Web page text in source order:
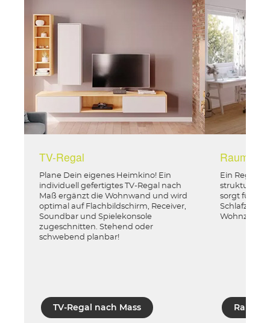
TV-Regal
Plane Dein eigenes Heimkino! Ein
individuell gefertigtes TV-Regal nach
Maß ergänzt die Wohnwand und wird
optimal auf Flachbildschirm, Receiver,
Soundbar und Spielekonsole
zugeschnitten. Stehend oder
schwebend planbar!
TV-Regal nach Mass
Ein Regal
strukturiert
sorgt für